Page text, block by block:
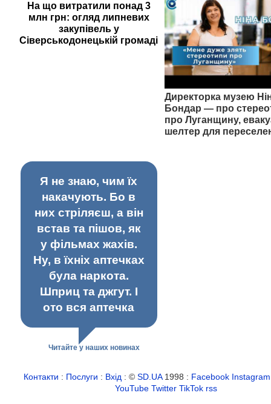
На що витратили понад 3
млн грн: огляд липневих
закупівель у
Сіверськодонецькій громаді
Директорка музею
Бондар — про
про Луганщину,
шелтер для
Я не знаю, чим їх
накачують. Бо в
них стріляєш, а він
встав та пішов, як
у фільмах жахів.
Ну, в їхніх аптечках
була наркота.
Шприц та джгут. І
ото вся аптечка
Читайте у наших новинах
Контакти : Послуги : Вхід : ©SD.UA1998 : Facebook Instagram
YouTube Twitter TikTok rss